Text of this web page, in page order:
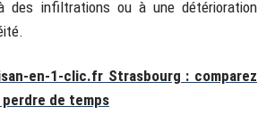
des infiltrations ou à une détérioration
en-1-clic.fr Strasbourg : comparez
de temps